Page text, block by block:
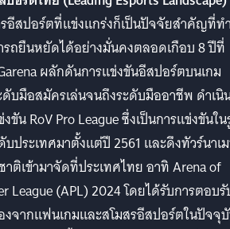
อีสปอร์ตที่แข่งแกร่งก็เป็นปัจจัยสําคัญที่ทํ
รถยืนหยัดได้อย่างมั่นคงตลอดเกือบ 8 ปีที่
ผลักดันการแข่งขันอีสปอร์ตบนเกม
ดับมือสมัครเล่นจนถึงระดับมืออาชีพ ดําเนิ
ขัน RoV Pro League ซึ่งเป็นการแข่งขันใ
ประเทศมาตั้งแต่ปี 2561 และดึงทัวร์นาเ
ติเข้ามาจัดที่ประเทศไทย อาทิ Arena of
League (APL) 2024 โดยได้รับการตอบ
งจากแฟนเกมและสโมสรอีสปอร์ตในปัจจุ